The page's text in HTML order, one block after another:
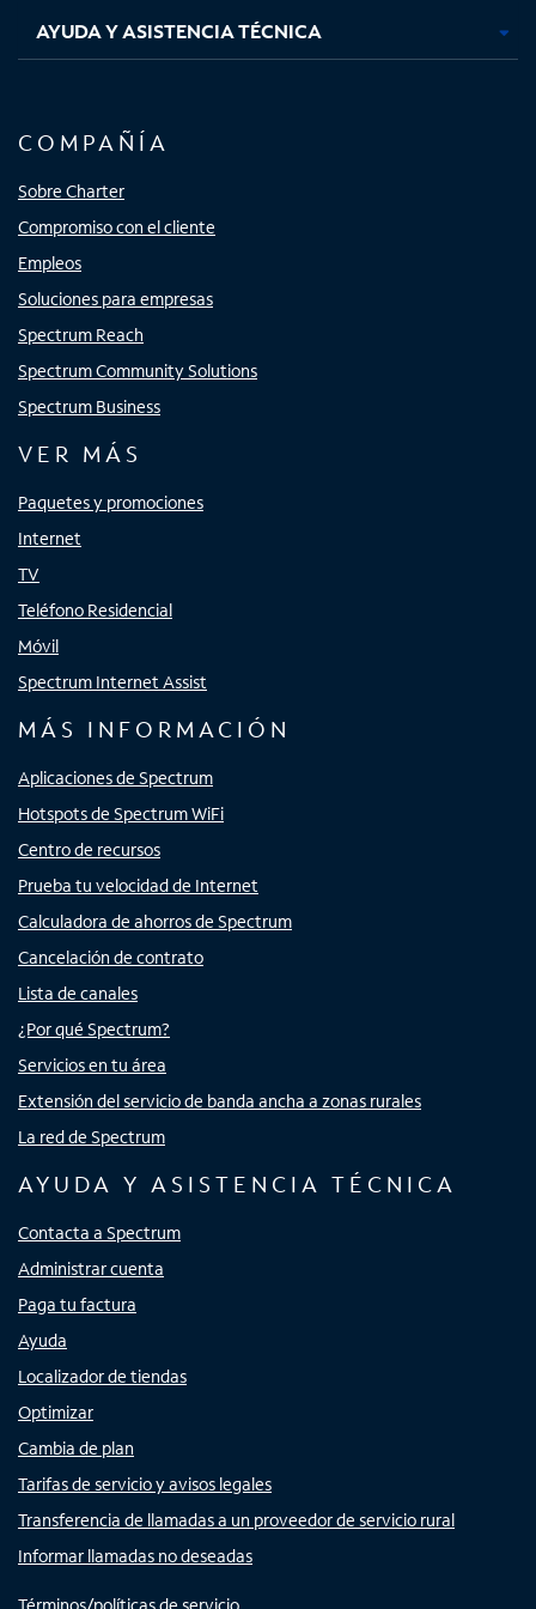
AYUDA Y ASISTENCIA TÉCNICA
COMPAÑÍA
Sobre Charter
Compromiso con el cliente
Empleos
Soluciones para empresas
Spectrum Reach
Spectrum Community Solutions
Spectrum Business
VER MÁS
Paquetes y promociones
Internet
TV
Teléfono Residencial
Móvil
Spectrum Internet Assist
MÁS INFORMACIÓN
Aplicaciones de Spectrum
Hotspots de Spectrum WiFi
Centro de recursos
Prueba tu velocidad de Internet
Calculadora de ahorros de Spectrum
Cancelación de contrato
Lista de canales
¿Por qué Spectrum?
Servicios en tu área
Extensión del servicio de banda ancha a zonas rurales
La red de Spectrum
AYUDA Y ASISTENCIA TÉCNICA
Contacta a Spectrum
Administrar cuenta
Paga tu factura
Ayuda
Localizador de tiendas
Optimizar
Cambia de plan
Tarifas de servicio y avisos legales
Transferencia de llamadas a un proveedor de servicio rural
Informar llamadas no deseadas